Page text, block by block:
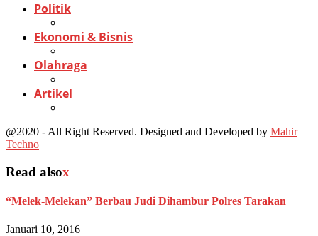
Politik
Ekonomi & Bisnis
Olahraga
Artikel
@2020 - All Right Reserved. Designed and Developed by Mahir
Techno
Read alsox
“Melek-Melekan” Berbau Judi Dihambur Polres Tarakan
Januari 10, 2016